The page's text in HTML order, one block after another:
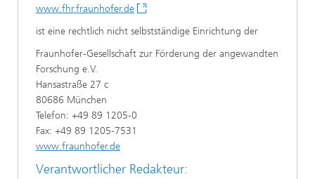
www.fhr.fraunhofer.de
ist eine rechtlich nicht selbstständige Einrichtung der
Fraunhofer-Gesellschaft zur Förderung der angewandten
Forschung e.V.
Hansastraße 27 c
80686 München
Telefon: +49 89 1205-0
Fax: +49 89 1205-7531
www.fraunhofer.de
Verantwortlicher Redakteur: